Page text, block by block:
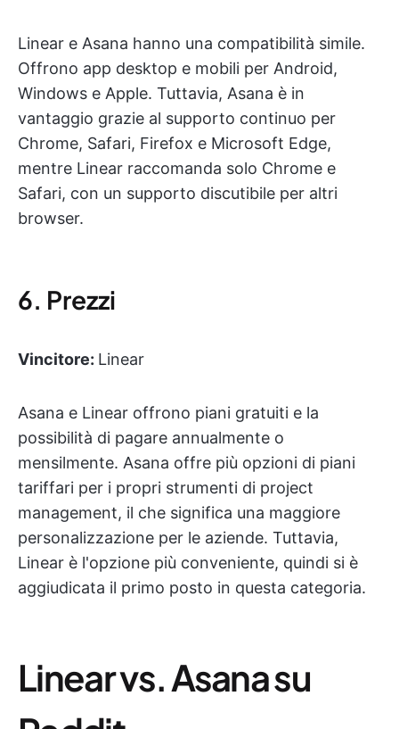
Linear e Asana hanno una compatibilità simile.
Offrono app desktop e mobili per Android,
Windows e Apple. Tuttavia, Asana è in
vantaggio grazie al supporto continuo per
Chrome, Safari, Firefox e Microsoft Edge,
mentre Linear raccomanda solo Chrome e
Safari, con un supporto discutibile per altri
browser.
6. Prezzi
Vincitore: Linear
Asana e Linear offrono piani gratuiti e la
possibilità di pagare annualmente o
mensilmente. Asana offre più opzioni di piani
tariffari per i propri strumenti di project
management, il che significa una maggiore
personalizzazione per le aziende. Tuttavia,
Linear è l'opzione più conveniente, quindi si è
aggiudicata il primo posto in questa categoria.
Linear vs. Asana su